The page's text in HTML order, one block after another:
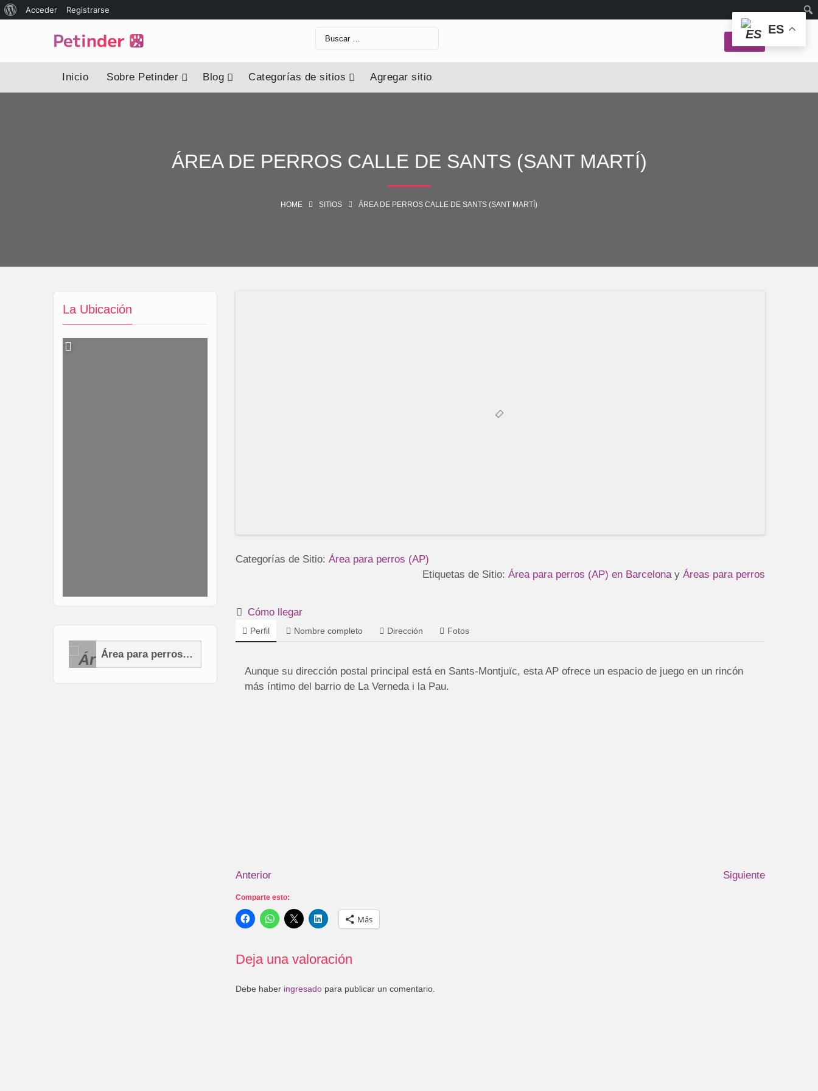
Acerca
WordPress
Acceder Registrarse
Buscar:
Inicio Sobre Petinder Blog Categorías de sitios Agregar sitio
ÁREA DE PERROS CALLE DE SANTS (SANT MARTÍ)
HOME SITIOS ÁREA DE PERROS CALLE DE SANTS (SANT MARTÍ)
La Ubicación
Área para perros (AP)
Categorías de Sitio: Área para perros (AP)
Etiquetas de Sitio: Área para perros (AP) en Barcelonay Áreas para perros
Cómo llegar
Perfil Nombre completo Dirección Fotos
Aunque su dirección postal principal está en Sants-Montjuïc, esta AP ofrece un espacio de juego en un rincón
más íntimo del barrio de La Verneda i la Pau.
Anterior Siguiente
Comparte esto:
Más
Deja una valoración
Debe haber ingresado para publicar un comentario.
ES